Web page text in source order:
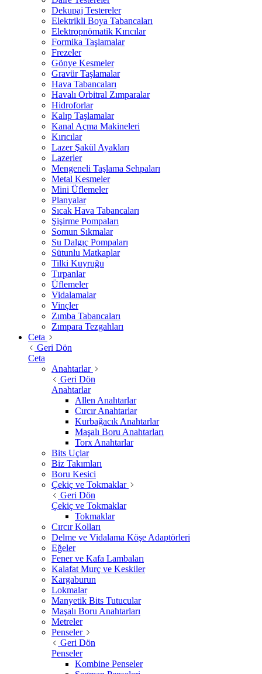
Dekupaj Testereler
Elektrikli Boya Tabancaları
Elektropnömatik Kırıcılar
Formika Taşlamalar
Frezeler
Gönye Kesmeler
Gravür Taşlamalar
Hava Tabancaları
Havalı Orbitral Zımparalar
Hidroforlar
Kalıp Taşlamalar
Kanal Açma Makineleri
Kırıcılar
Lazer Şakül Ayakları
Lazerler
Mengeneli Taşlama Sehpaları
Metal Kesmeler
Mini Üflemeler
Planyalar
Sıcak Hava Tabancaları
Şişirme Pompaları
Somun Sıkmalar
Su Dalgıç Pompaları
Sütunlu Matkaplar
Tilki Kuyruğu
Tırpanlar
Üflemeler
Vidalamalar
Vinçler
Zımba Tabancaları
Zımpara Tezgahları
Ceta
Geri Dön
Ceta
Anahtarlar
Geri Dön
Anahtarlar
Allen Anahtarlar
Cırcır Anahtarlar
Kurbağacık Anahtarlar
Maşalı Boru Anahtarları
Torx Anahtarlar
Bits Uçlar
Biz Takımları
Boru Kesici
Çekiç ve Tokmaklar
Geri Dön
Çekiç ve Tokmaklar
Tokmaklar
Cırcır Kolları
Delme ve Vidalama Köşe Adaptörleri
Eğeler
Fener ve Kafa Lambaları
Kalafat Murç ve Keskiler
Kargaburun
Lokmalar
Manyetik Bits Tutucular
Maşalı Boru Anahtarları
Metreler
Penseler
Geri Dön
Penseler
Kombine Penseler